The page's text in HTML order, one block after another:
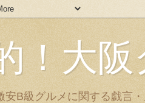
！大
安B級グルメに関する戯言